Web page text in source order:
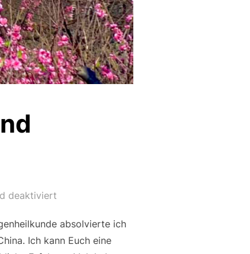
deaktiviert
absolvierte ich
Ich kann Euch eine